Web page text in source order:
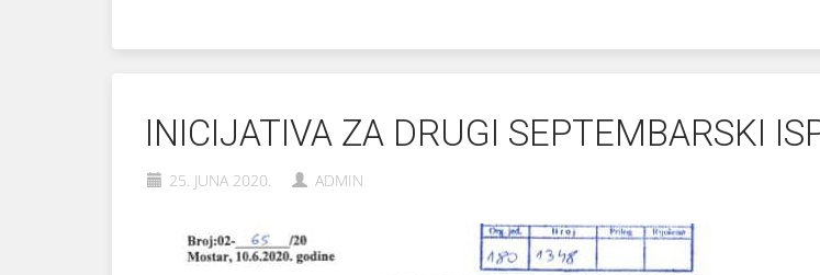
INICIJATIVA ZA DRUGI SEPTEMBARSKI
25. JUNA 2020. ADMIN